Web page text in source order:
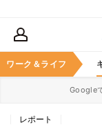
ワーク＆ライフ
Google
レポート